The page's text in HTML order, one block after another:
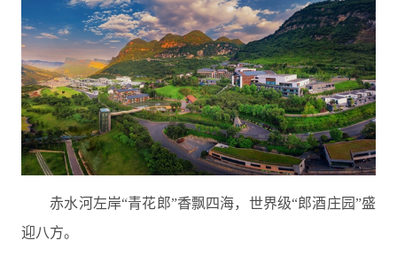
赤水河左岸“青花郎”香飘四海，世界级“郎酒庄园”盛
迎八方。